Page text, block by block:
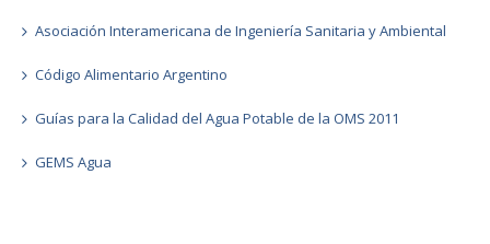
Asociación Interamericana de Ingeniería Sanitaria y Ambiental
Código Alimentario Argentino
Guías para la Calidad del Agua Potable de la OMS 2011
GEMS Agua